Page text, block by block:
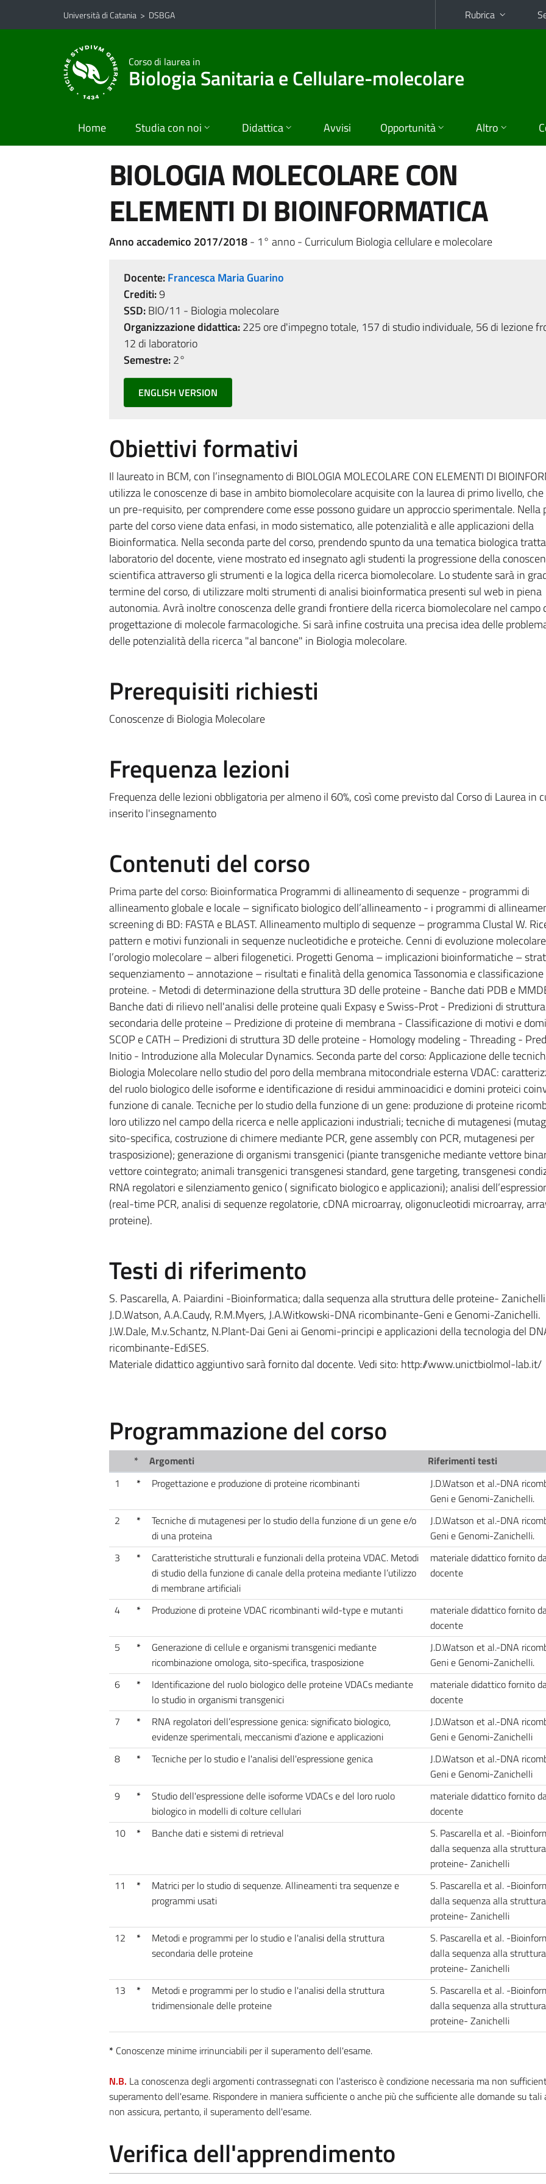
Vai al contenuto principale
Vai al menu di navigazione
Università di Catania > DSBGA Rubrica
Corso di laurea in
Biologia Sanitaria e Cellulare-molecolare
Home Studia con noi Didattica Avvisi Opportunità Altro
BIOLOGIA MOLECOLARE CON
ELEMENTI DI BIOINFORMATICA
Anno accademico 2017/2018- 1° anno - Curriculum Biologia cellulare e molecolare
Docente:Francesca Maria Guarino
Crediti:9
SSD:BIO/11 - Biologia molecolare
Organizzazione didattica:225 ore d'impegno totale, 157 di studio individuale, 56 di lezione
12 di laboratorio
Semestre:2°
ENGLISH VERSION
Obiettivi formativi
Il laureato in BCM, con l’insegnamento di BIOLOGIA MOLECOLARE CON ELEMENTI DI
utilizza le conoscenze di base in ambito biomolecolare acquisite con la laurea di primo livello,
un pre-requisito, per comprendere come esse possono guidare un approccio sperimentale. Nella
parte del corso viene data enfasi, in modo sistematico, alle potenzialità e alle applicazioni della
Bioinformatica. Nella seconda parte del corso, prendendo spunto da una tematica biologica
laboratorio del docente, viene mostrato ed insegnato agli studenti la progressione della
scientifica attraverso gli strumenti e la logica della ricerca biomolecolare. Lo studente sarà in
termine del corso, di utilizzare molti strumenti di analisi bioinformatica presenti sul web in piena
autonomia. Avrà inoltre conoscenza delle grandi frontiere della ricerca biomolecolare nel campo
progettazione di molecole farmacologiche. Si sarà infine costruita una precisa idea delle
delle potenzialità della ricerca "al bancone" in Biologia molecolare.
Prerequisiti richiesti
Conoscenze di Biologia Molecolare
Frequenza lezioni
Frequenza delle lezioni obbligatoria per almeno il 60%, così come previsto dal Corso di Laurea in
inserito l'insegnamento
Contenuti del corso
Prima parte del corso: Bioinformatica Programmi di allineamento di sequenze - programmi di
allineamento globale e locale – significato biologico dell’allineamento - i programmi di
screening di BD: FASTA e BLAST. Allineamento multiplo di sequenze – programma Clustal W.
pattern e motivi funzionali in sequenze nucleotidiche e proteiche. Cenni di evoluzione
l’orologio molecolare – alberi filogenetici. Progetti Genoma – implicazioni bioinformatiche –
sequenziamento – annotazione – risultati e finalità della genomica Tassonomia e
proteine. - Metodi di determinazione della struttura 3D delle proteine - Banche dati PDB e
Banche dati di rilievo nell'analisi delle proteine quali Expasy e Swiss-Prot - Predizioni di struttura
secondaria delle proteine – Predizione di proteine di membrana - Classificazione di motivi e
SCOP e CATH – Predizioni di struttura 3D delle proteine - Homology modeling - Threading -
Initio - Introduzione alla Molecular Dynamics. Seconda parte del corso: Applicazione delle
Biologia Molecolare nello studio del poro della membrana mitocondriale esterna VDAC:
del ruolo biologico delle isoforme e identificazione di residui amminoacidici e domini proteici
funzione di canale. Tecniche per lo studio della funzione di un gene: produzione di proteine
loro utilizzo nel campo della ricerca e nelle applicazioni industriali; tecniche di mutagenesi
sito-specifica, costruzione di chimere mediante PCR, gene assembly con PCR, mutagenesi per
trasposizione); generazione di organismi transgenici (piante transgeniche mediante vettore
vettore cointegrato; animali transgenici transgenesi standard, gene targeting, transgenesi
RNA regolatori e silenziamento genico ( significato biologico e applicazioni); analisi
(real-time PCR, analisi di sequenze regolatorie, cDNA microarray, oligonucleotidi microarray,
proteine).
Testi di riferimento
S. Pascarella, A. Paiardini -Bioinformatica; dalla sequenza alla struttura delle proteine-
J.D.Watson, A.A.Caudy, R.M.Myers, J.A.Witkowski-DNA ricombinante-Geni e Genomi-Zanichelli.
J.W.Dale, M.v.Schantz, N.Plant-Dai Geni ai Genomi-principi e applicazioni della tecnologia del
ricombinante-EdiSES.
Materiale didattico aggiuntivo sarà fornito dal docente. Vedi sito: http://www.unictbiolmol-lab.it/
Programmazione del corso
* Argomenti
Riferimenti testi
1
* Progettazione e produzione di proteine ricombinanti
J.D.Watson et al.-DNA
Geni e Genomi-Zanichelli.
2
*
Tecniche di mutagenesi per lo studio della funzione di un gene e/o
di una proteina
J.D.Watson et al.-DNA
Geni e Genomi-Zanichelli.
3
*
Caratteristiche strutturali e funzionali della proteina VDAC. Metodi
di studio della funzione di canale della proteina mediante l’utilizzo
di membrane artificiali
materiale didattico fornito
docente
4 * Produzione di proteine VDAC ricombinanti wild-type e mutanti
materiale didattico fornito
docente
5
*
Generazione di cellule e organismi transgenici mediante
ricombinazione omologa, sito-specifica, trasposizione
J.D.Watson et al.-DNA
Geni e Genomi-Zanichelli.
6
*
Identificazione del ruolo biologico delle proteine VDACs mediante
lo studio in organismi transgenici
materiale didattico fornito
docente
7
*
RNA regolatori dell’espressione genica: significato biologico,
evidenze sperimentali, meccanismi d’azione e applicazioni
J.D.Watson et al.-DNA
Geni e Genomi-Zanichelli
8
* Tecniche per lo studio e l'analisi dell'espressione genica
J.D.Watson et al.-DNA
Geni e Genomi-Zanichelli
9
*
Studio dell'espressione delle isoforme VDACs e del loro ruolo
biologico in modelli di colture cellulari
materiale didattico fornito
docente
10
* Banche dati e sistemi di retrieval
S. Pascarella et al. -
dalla sequenza alla
proteine- Zanichelli
11
*
Matrici per lo studio di sequenze. Allineamenti tra sequenze e
programmi usati
S. Pascarella et al. -
dalla sequenza alla
proteine- Zanichelli
12
*
Metodi e programmi per lo studio e l'analisi della struttura
secondaria delle proteine
S. Pascarella et al. -
dalla sequenza alla
proteine- Zanichelli
13
*
Metodi e programmi per lo studio e l'analisi della struttura
tridimensionale delle proteine
S. Pascarella et al. -
dalla sequenza alla
proteine- Zanichelli
*Conoscenze minime irrinunciabili per il superamento dell'esame.
N.B. La conoscenza degli argomenti contrassegnati con l'asterisco è condizione necessaria ma non
superamento dell'esame. Rispondere in maniera sufficiente o anche più che sufficiente alle domande su tali
non assicura, pertanto, il superamento dell'esame.
Verifica dell'apprendimento